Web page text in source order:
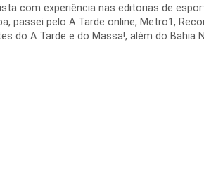
com experiência nas editorias de
passei pelo A Tarde online, Metro1,
do A Tarde e do Massa!, além do Bahia